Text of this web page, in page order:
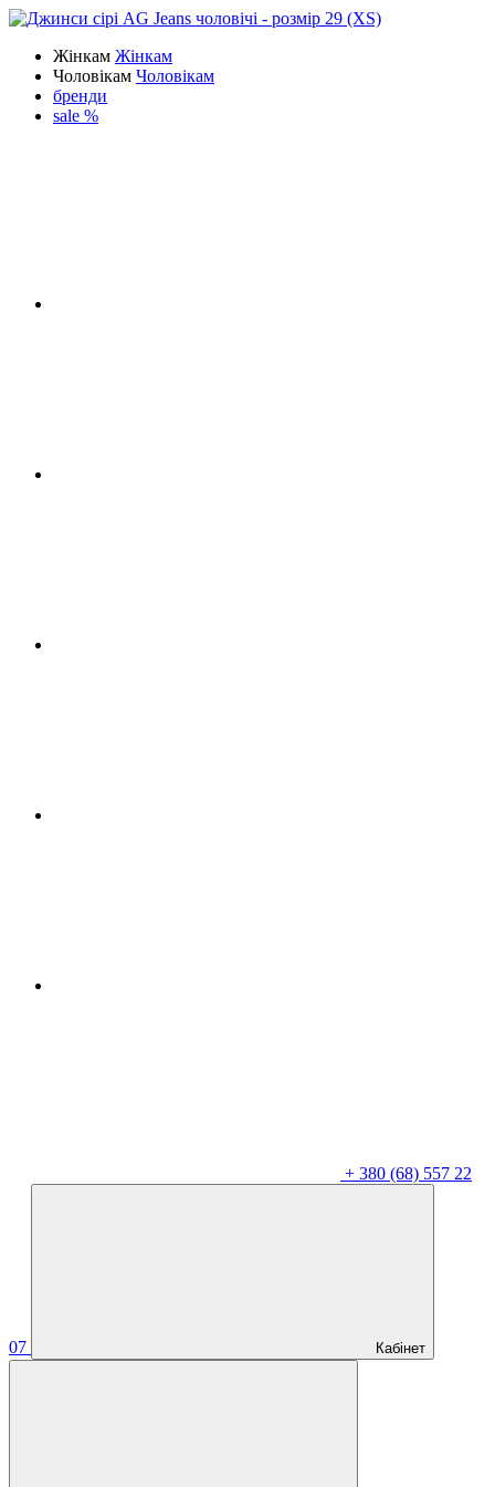
Жінкам Жінкам
Чоловікам Чоловікам
бренди
sale %
+ 380 (68) 557 22
07 Кабінет